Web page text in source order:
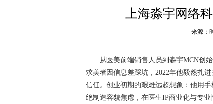
上海淼宇网络
来源：
从医美前端销售人员到淼宇MCN创
求美者因信息差踩坑，2022年他毅然扎
信任。创业初期的艰难远超想象：他用
绝制造容貌焦虑，在医生IP商业化与专